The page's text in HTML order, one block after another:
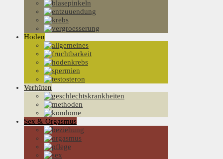
Hoden
Verhüten
Sex & Orgasmus